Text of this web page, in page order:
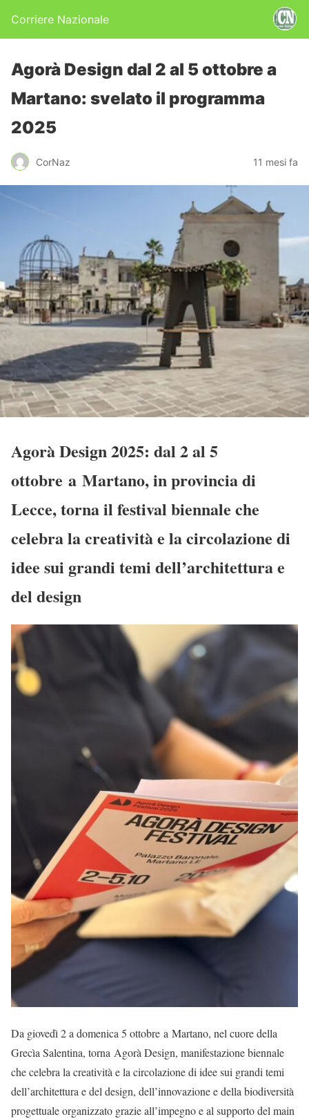
Corriere Nazionale
Agorà Design dal 2 al 5 ottobre a
Martano: svelato il programma
2025
CorNaz 11 mesi fa
Agorà Design 2025: dal 2 al 5
ottobre a Martano, in provincia di
Lecce, torna il festival biennale che
celebra la creatività e la circolazione di
idee sui grandi temi dell’architettura e
del design
Da giovedì 2 a domenica 5 ottobre a Martano, nel cuore della
Grecìa Salentina, torna Agorà Design, manifestazione biennale
che celebra la creatività e la circolazione di idee sui grandi temi
dell’architettura e del design, dell’innovazione e della biodiversità
progettuale organizzato grazie all’impegno e al supporto del main